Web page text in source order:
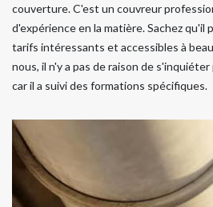
couverture. C'est un couvreur
d'expérience en la matière. Sachez qu'il
tarifs intéressants et accessibles à
nous, il n'y a pas de raison de
car il a suivi des formations spécifiques.